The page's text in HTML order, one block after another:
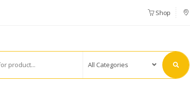
Shop